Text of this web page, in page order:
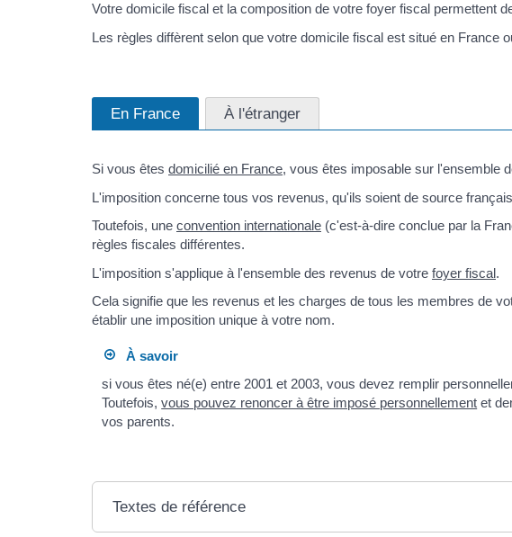
Votre domicile fiscal et la composition de votre foyer fiscal permettent
Les règles diffèrent selon que votre domicile fiscal est situé en France
En France À l'étranger
Si vous êtes domicilié en France, vous êtes imposable sur l'ensemble
L'imposition concerne tous vos revenus, qu'ils soient de source
Toutefois, une convention internationale (c'est-à-dire conclue par la
règles fiscales différentes.
L'imposition s'applique à l'ensemble des revenus de votre foyer fiscal.
Cela signifie que les revenus et les charges de tous les membres de
établir une imposition unique à votre nom.
À savoir
si vous êtes né(e) entre 2001 et 2003, vous devez remplir
Toutefois,vous pouvez renoncer à être imposé personnellement et
vos parents.
Textes de référence